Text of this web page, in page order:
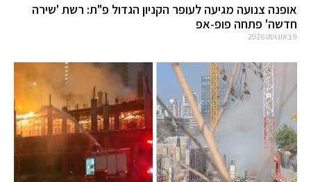
אופנה צנועה מגיעה לעופר הקניון הגדול פ"ת: רשת 'שירה
חדשה' פתחה פופ-אפ
9 באוגוסט 2026